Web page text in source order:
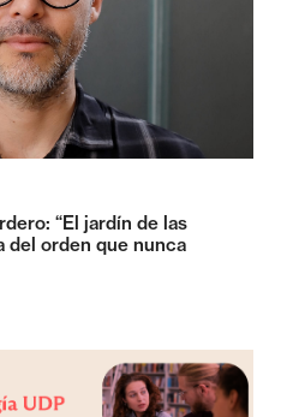
“El jardín de las
del orden que nunca